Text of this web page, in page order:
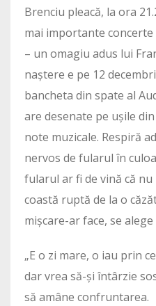
Brenciu pleacă, la ora
mai importante concerte
– un omagiu adus lui
naștere e pe 12
bancheta din spate al
are desenate pe ușile
note muzicale. Respiră
nervos de fularul în
fularul ar fi de vină că
coastă ruptă de la o
mișcare-ar face, se
„E o zi mare, o iau prin
dar vrea să-și întârzie
să amâne confruntarea.